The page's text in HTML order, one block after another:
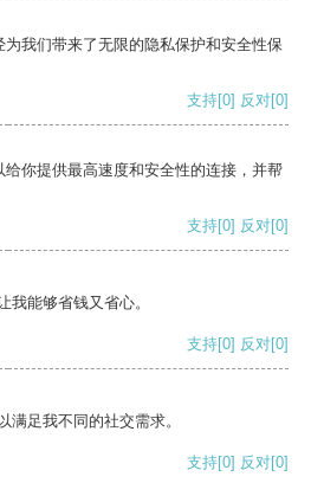
我们带来了无限的隐私保护和安全性保
支持[0] 反对[0]
你提供最高速度和安全性的连接，并帮
支持[0] 反对[0]
我能够省钱又省心。
支持[0] 反对[0]
满足我不同的社交需求。
支持[0] 反对[0]